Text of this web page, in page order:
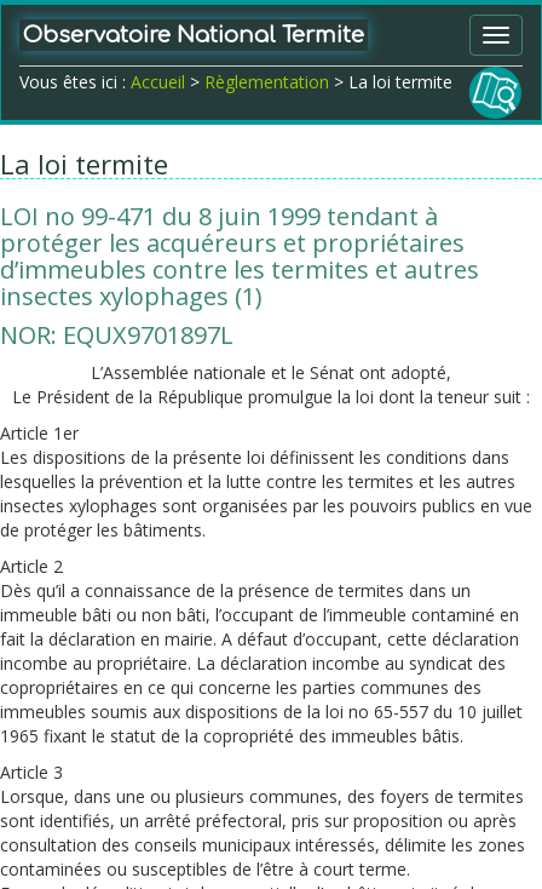
Observatoire National Termite
Vous êtes ici : Accueil > Règlementation > La loi termite
La loi termite
LOI no 99-471 du 8 juin 1999 tendant à
protéger les acquéreurs et propriétaires
d’immeubles contre les termites et autres
insectes xylophages (1)
NOR: EQUX9701897L
L’Assemblée nationale et le Sénat ont adopté,
Le Président de la République promulgue la loi dont la teneur suit :
Article 1er
Les dispositions de la présente loi définissent les conditions dans
lesquelles la prévention et la lutte contre les termites et les autres
insectes xylophages sont organisées par les pouvoirs publics en vue
de protéger les bâtiments.
Article 2
Dès qu’il a connaissance de la présence de termites dans un
immeuble bâti ou non bâti, l’occupant de l’immeuble contaminé en
fait la déclaration en mairie. A défaut d’occupant, cette déclaration
incombe au propriétaire. La déclaration incombe au syndicat des
copropriétaires en ce qui concerne les parties communes des
immeubles soumis aux dispositions de la loi no 65-557 du 10 juillet
1965 fixant le statut de la copropriété des immeubles bâtis.
Article 3
Lorsque, dans une ou plusieurs communes, des foyers de termites
sont identifiés, un arrêté préfectoral, pris sur proposition ou après
consultation des conseils municipaux intéressés, délimite les zones
contaminées ou susceptibles de l’être à court terme.